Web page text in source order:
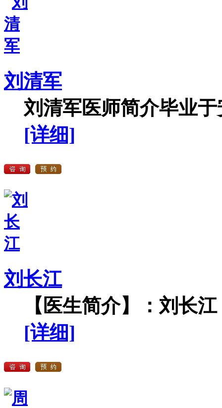
刘清军
刘清军医师简介毕业
[详细]
刘长江
【医生简介】：刘长
[详细]